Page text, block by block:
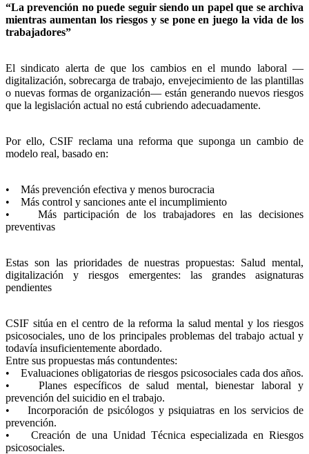
“La prevención no puede seguir siendo un papel que se archiva
mientras aumentan los riesgos y se pone en juego la vida de los
trabajadores”
El sindicato alerta de que los cambios en el mundo laboral —
digitalización, sobrecarga de trabajo, envejecimiento de las plantillas
o nuevas formas de organización— están generando nuevos riesgos
que la legislación actual no está cubriendo adecuadamente.
Por ello, CSIF reclama una reforma que suponga un cambio de
modelo real, basado en:
• Más prevención efectiva y menos burocracia
• Más control y sanciones ante el incumplimiento
• Más participación de los trabajadores en las decisiones
preventivas
Estas son las prioridades de nuestras propuestas: Salud mental,
digitalización y riesgos emergentes: las grandes asignaturas
pendientes
CSIF sitúa en el centro de la reforma la salud mental y los riesgos
psicosociales, uno de los principales problemas del trabajo actual y
todavía insuficientemente abordado.
Entre sus propuestas más contundentes:
• Evaluaciones obligatorias de riesgos psicosociales cada dos años.
• Planes específicos de salud mental, bienestar laboral y
prevención del suicidio en el trabajo.
• Incorporación de psicólogos y psiquiatras en los servicios de
prevención.
• Creación de una Unidad Técnica especializada en Riesgos
psicosociales.